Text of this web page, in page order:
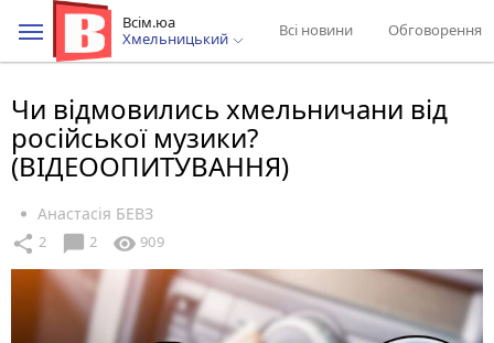
Всім.юа
Хмельницький
Всі новини Обговорення
Чи відмовились хмельничани від
російської музики?
(ВІДЕООПИТУВАННЯ)
Анастасія БЕВЗ
share 2 chat_bubble 2 visibility 909